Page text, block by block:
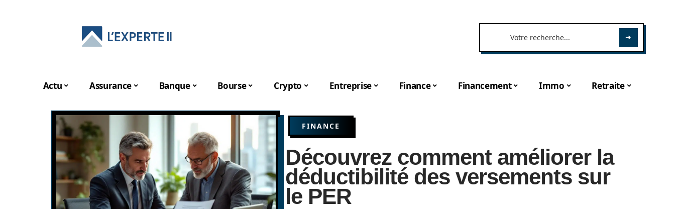
Actu Assurance Banque Bourse Crypto Entreprise Finance Financement Immo Retraite
FINANCE
Découvrez comment améliorer la
déductibilité des versements sur
le PER